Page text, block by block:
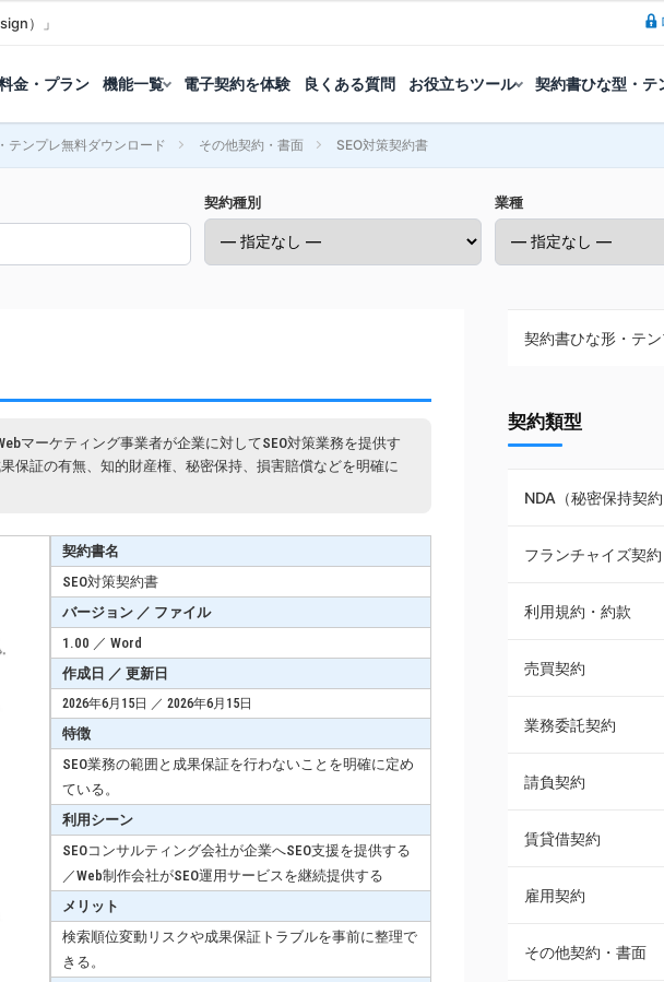
）」
金・プラン 機能一覧 電子契約を体験 良くある質問 お役立ちツール 契約書ひな型・テ
テンプレ無料ダウンロード その他契約・書面 SEO対策契約書
契約種別 業種
マーケティング事業者が企業に対してSEO対策業務を提供す
保証の有無、知的財産権、秘密保持、損害賠償などを明確に
契約書名
SEO対策契約書
バージョン ／ ファイル
1.00 ／ Word
作成日 ／ 更新日
2026年6月15日 ／ 2026年6月15日
特徴
SEO業務の範囲と成果保証を行わないことを明確に定め
ている。
利用シーン
SEOコンサルティング会社が企業へSEO支援を提供する
／Web制作会社がSEO運用サービスを継続提供する
メリット
検索順位変動リスクや成果保証トラブルを事前に整理で
きる。
契約書ひな形・テン
NDA（秘密保持契
業務委託契約
利用規約・約款
覚書・合意書・同
承諾書
雇用契約
その他契約・書面
売買契約
株主総会議事録・
請負契約
契約類型
NDA（秘密保持契約
フランチャイズ契約
利用規約・約款
売買契約
業務委託契約
請負契約
賃貸借契約
雇用契約
その他契約・書面